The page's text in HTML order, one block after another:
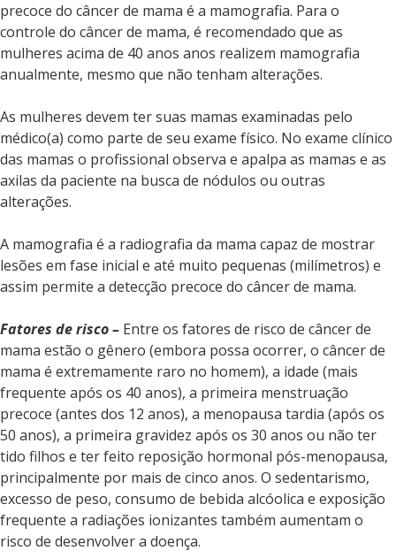
precoce do câncer de mama é a mamografia. Para o
controle do câncer de mama, é recomendado que as
mulheres acima de 40 anos anos realizem mamografia
anualmente, mesmo que não tenham alterações.
As mulheres devem ter suas mamas examinadas pelo
médico(a) como parte de seu exame físico. No exame clínico
das mamas o profissional observa e apalpa as mamas e as
axilas da paciente na busca de nódulos ou outras
alterações.
A mamografia é a radiografia da mama capaz de mostrar
lesões em fase inicial e até muito pequenas (milímetros) e
assim permite a detecção precoce do câncer de mama.
Fatores de risco – Entre os fatores de risco de câncer de
mama estão o gênero (embora possa ocorrer, o câncer de
mama é extremamente raro no homem), a idade (mais
frequente após os 40 anos), a primeira menstruação
precoce (antes dos 12 anos), a menopausa tardia (após os
50 anos), a primeira gravidez após os 30 anos ou não ter
tido filhos e ter feito reposição hormonal pós-menopausa,
principalmente por mais de cinco anos. O sedentarismo,
excesso de peso, consumo de bebida alcóolica e exposição
frequente a radiações ionizantes também aumentam o
risco de desenvolver a doença.